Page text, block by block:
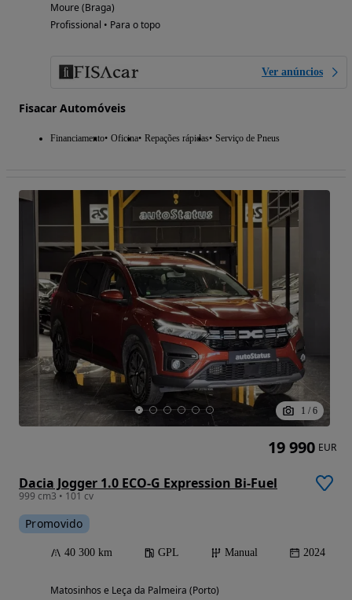
Moure (Braga)
Profissional • Para o topo
Ver anúncios
Fisacar Automóveis
Financiamento Oficina Repações rápidas Serviço de Pneus
1 / 6
Dacia Jogger 1.0 ECO-G Expression Bi-Fuel
999 cm3 • 101 cv
Promovido
40 300 km GPL Manual 2024
Matosinhos e Leça da Palmeira (Porto)
19 990 EUR